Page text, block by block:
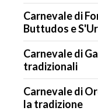
Carnevale di
Buttudos e
Carnevale di
tradizionali
Carnevale di
la tradizione